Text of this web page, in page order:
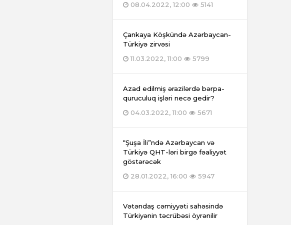
08.04.2022, 12:00
5141
Çankaya Köşkündə Azərbaycan-
Türkiyə zirvəsi
11.03.2022, 11:00
5799
Azad edilmiş ərazilərdə bərpa-
quruculuq işləri necə gedir?
04.03.2022, 11:00
5671
“Şuşa İli”ndə Azərbaycan və
Türkiyə QHT-ləri birgə fəaliyyət
göstərəcək
28.01.2022, 16:00
5947
Vətəndaş cəmiyyəti sahəsində
Türkiyənin təcrübəsi öyrənilir